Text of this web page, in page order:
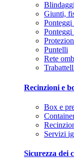
Giunti,
Ponteggi
Ponteggi
Puntelli
Rete
Recinzioni e
Box e
Servizi
Sicurezza dei